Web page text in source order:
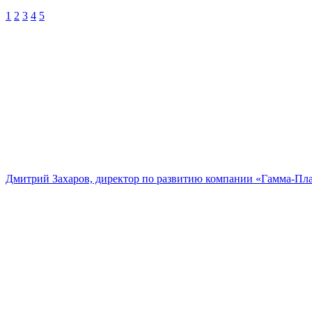
1 2 3 4 5
Дмитрий Захаров, директор по развитию компании «Гамма-